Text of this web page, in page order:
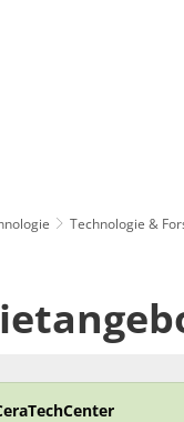
Technologie &